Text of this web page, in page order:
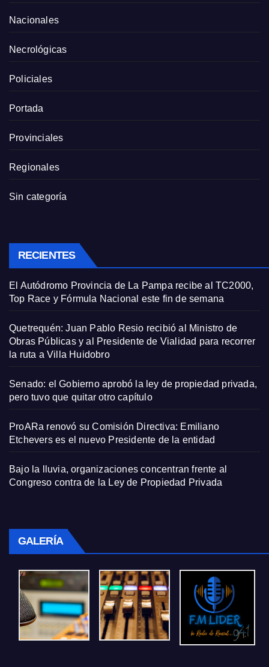
Nacionales
Necrológicas
Policiales
Portada
Provinciales
Regionales
Sin categoría
RECIENTES
El Autódromo Provincia de La Pampa recibe al TC2000,
Top Race y Fórmula Nacional este fin de semana
Quetrequén: Juan Pablo Resio recibió al Ministro de
Obras Públicas y al Presidente de Vialidad para recorrer
la ruta a Villa Huidobro
Senado: el Gobierno aprobó la ley de propiedad privada,
pero tuvo que quitar otro capítulo
ProARa renovó su Comisión Directiva: Emiliano
Etchevers es el nuevo Presidente de la entidad
Bajo la lluvia, organizaciones concentran frente al
Congreso contra de la Ley de Propiedad Privada
GALERÍA